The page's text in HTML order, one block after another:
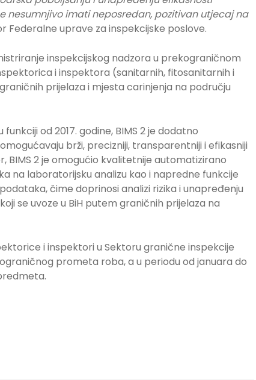
nesumnjivo imati neposredan, pozitivan utjecaj na
Federalne uprave za inspekcijske poslove.
inspekcijskog nadzora u prekograničnom
i inspektora (sanitarnih, fitosanitarnih i
prijelaza i mjesta carinjenja na području
od 2017. godine, BIMS 2 je dodatno
brži, precizniji, transparentniji i efikasniji
2 je omogućio kvalitetnije automatizirano
na laboratorijsku analizu kao i napredne funkcije
čime doprinosi analizi rizika i unapređenju
se uvoze u BiH putem graničnih prijelaza na
i inspektori u Sektoru granične inspekcije
prometa roba, a u periodu od januara do